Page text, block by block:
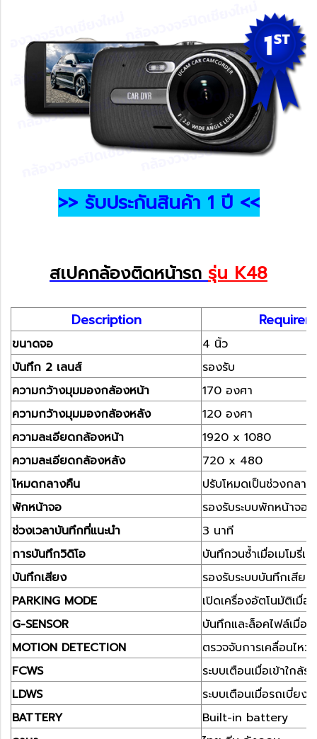
>> รับประกันสินค้า 1 ปี <<
สเปคกล้องติดหน้ารถ รุ่น K48
Description
ขนาดจอ
4 นิ้ว
บันทึก 2 เลนส์
รองรับ
ความกว้างมุมมองกล้องหน้า
170 องศา
ความกว้างมุมมองกล้องหลัง
120 องศา
ความละเอียดกล้องหน้า
1920 x 1080
ความละเอียดกล้องหลัง
720 x 480
โหมดกลางคืน
ปรับโหมดเป็นช่วงกลา
พักหน้าจอ
รองรับระบบพักหน้าจอ
ช่วงเวลาบันทึกที่แนะนำ
3 นาที
การบันทึกวิดิโอ
บันทึกวนซ้ำเมื่อเมโมรี่เ
บันทึกเสียง
รองรับระบบบันทึกเสียง
PARKING MODE
เปิดเครื่องอัตโนมัติเมื่
G-SENSOR
บันทึกและล็อคไฟล์เมื่อ
MOTION DETECTION
ตรวจจับการเคลื่อนไหว
FCWS
ระบบเตือนเมื่อเข้าใกล้
LDWS
ระบบเตือนเมื่อรถเบี่ยง
BATTERY
Built-in battery